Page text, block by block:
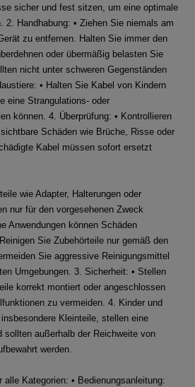
sicher und fest sitzen, um eine optimale
2. Handhabung: • Ziehen Sie niemals am
zu entfernen. Halten Sie immer den
oder übermäßig belasten Sie
nicht unter schweren Gegenständen
• Halten Sie Kabel von Kindern
eine Strangulations- oder
können. 4. Überprüfung: • Kontrollieren
Schäden wie Brüche, Risse oder
Kabel müssen sofort ersetzt
wie Adapter, Halterungen oder
nur für den vorgesehenen Zweck
Anwendungen können Schäden
Sie Zubehörteile nur gemäß den
Sie aggressive Reinigungsmittel
Umgebungen. 3. Sicherheit: • Stellen
korrekt montiert oder angeschlossen
zu vermeiden. 4. Kinder und
Kleinteile, stellen eine
sollten außerhalb der Reichweite von
werden.
Kategorien: • Bedienungsanleitung: